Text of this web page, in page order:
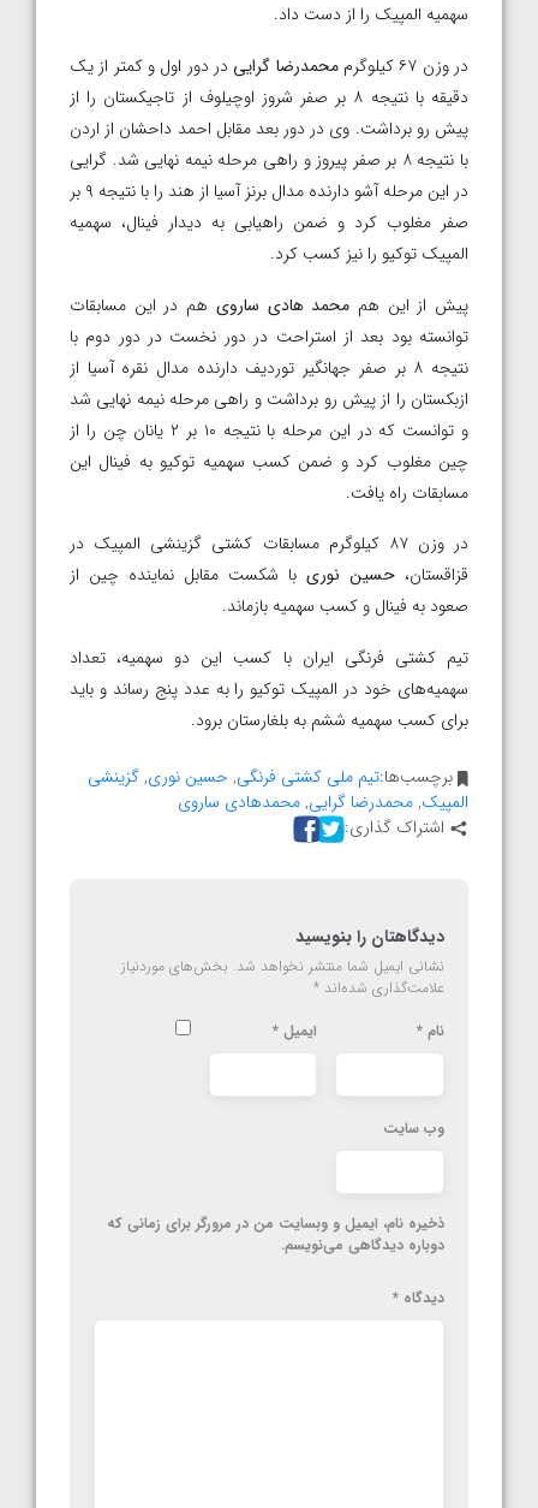
سهمیه المپیک را از دست داد.
در وزن ۶۷ کیلوگرم
محمدرضا گرایی در دور اول و کمتر از یک
دقیقه با نتیجه ۸ بر صفر شروز اوچیلوف از تاجیکستان را از
پیش رو برداشت. وی در دور بعد مقابل احمد داحشان از اردن
با نتیجه ۸ بر صفر پیروز و راهی مرحله نیمه نهایی شد. گرایی
در این مرحله آشو دارنده مدال برنز آسیا از هند را با نتیجه ۹ بر
صفر مغلوب کرد و ضمن راهیابی به دیدار فینال، سهمیه
المپیک توکیو را نیز کسب کرد.
پیش از این هم محمد هادی ساروی هم در این مسابقات
توانسته بود بعد از استراحت در دور نخست در دور دوم با
نتیجه ۸ بر صفر جهانگیر توردیف دارنده مدال نقره آسیا از
ازبکستان را از پیش رو برداشت و راهی مرحله نیمه نهایی شد
و توانست که در این مرحله با نتیجه ۱۰ بر ۲ یانان چن را از
چین مغلوب کرد و ضمن کسب سهمیه توکیو به فینال این
مسابقات راه یافت.
در وزن ۸۷ کیلوگرم مسابقات کشتی گزینشی المپیک در
قزاقستان، حسین نوری با شکست مقابل نماینده چین از
صعود به فینال و کسب سهمیه بازماند.
تیم کشتی فرنگی ایران با کسب این دو سهمیه، تعداد
سهمیه‌های خود در المپیک توکیو را به عدد پنج رساند و باید
برای کسب سهمیه ششم به بلغارستان برود.
برچسب‌ها:تیم ملی کشتی فرنگی, حسین نوری,گزینشی
المپیک,محمدرضا گرایی,محمدهادی ساروی
اشتراک گذاری:
دیدگاهتان را بنویسید
نشانی ایمیل شما منتشر نخواهد شد. بخش‌های موردنیاز
علامت‌گذاری شده‌اند *
نام * ایمیل *
وب‌ سایت
ذخیره نام، ایمیل و وبسایت من در مرورگر برای زمانی که
دوباره دیدگاهی می‌نویسم.
دیدگاه *